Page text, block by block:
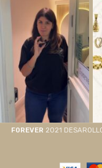
F0REVER 2021